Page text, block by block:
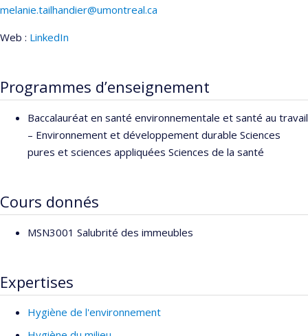
melanie.tailhandier@umontreal.ca
Web : LinkedIn
Programmes d’enseignement
Baccalauréat en santé environnementale et santé au travail
– Environnement et développement durable Sciences
pures et sciences appliquées Sciences de la santé
Cours donnés
MSN3001 Salubrité des immeubles
Expertises
Hygiène de l'environnement